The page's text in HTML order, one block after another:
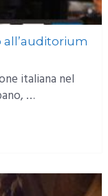
italiana nel
…